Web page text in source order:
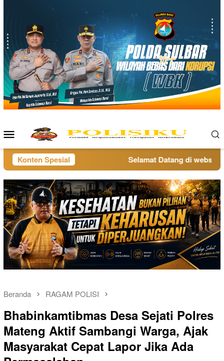
Menu
Mobile
Konten Spesial Selamat Datang di website
Beranda RAGAM POLISI
Bhabinkamtibmas Desa Sejati Polres
Mateng Aktif Sambangi Warga, Ajak
Masyarakat Cepat Lapor Jika Ada